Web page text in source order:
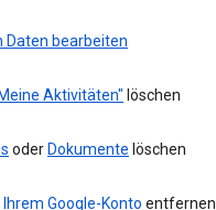
Daten bearbeiten
Aktivitäten" löschen
oder Dokumente löschen
Google-Konto entfernen